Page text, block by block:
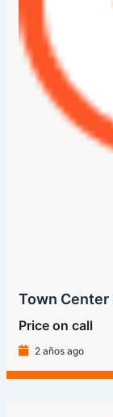
Town Center
Price on call
2 años ago